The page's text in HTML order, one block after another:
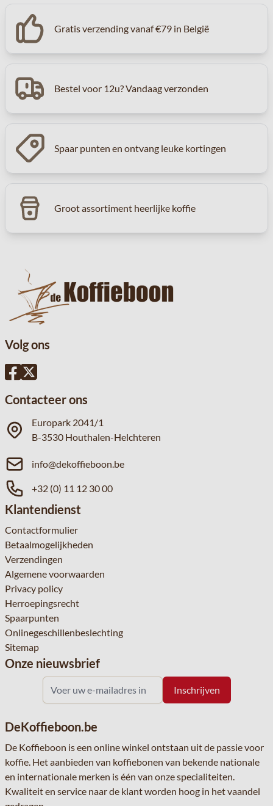
Gratis verzending vanaf €79 in België
Bestel voor 12u? Vandaag verzonden
Spaar punten en ontvang leuke kortingen
Groot assortiment heerlijke koffie
Volg ons
Contacteer ons
Europark 2041/1
B-3530 Houthalen-Helchteren
info@dekoffieboon.be
+32 (0) 11 12 30 00
Klantendienst
Contactformulier
Betaalmogelijkheden
Verzendingen
Algemene voorwaarden
Privacy policy
Herroepingsrecht
Spaarpunten
Onlinegeschillenbeslechting
Sitemap
Onze nieuwsbrief
DeKoffieboon.be
De Koffieboon is een online winkel ontstaan uit de passie voor
koffie. Het aanbieden van koffiebonen van bekende nationale
en internationale merken is één van onze specialiteiten.
Kwaliteit en service naar de klant worden hoog in het vaandel